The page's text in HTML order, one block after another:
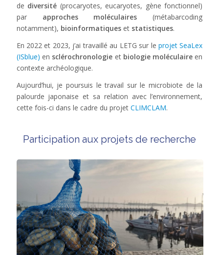
de diversité (procaryotes, eucaryotes, gène fonctionnel)
par approches moléculaires (métabarcoding
notamment), bioinformatiqueset statistiques.
En 2022 et 2023, j’ai travaillé au LETG sur le projet SeaLex
(ISblue) en sclérochronologie et biologie moléculaire en
contexte archéologique.
Aujourd’hui, je poursuis le travail sur le microbiote de la
palourde japonaise et sa relation avec l’environnement,
cette fois-ci dans le cadre du projet CLIMCLAM.
Participation aux projets de recherche